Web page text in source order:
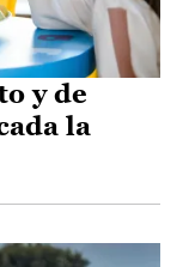
y de
la